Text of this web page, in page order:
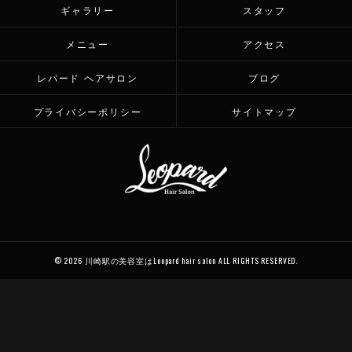
ギャラリー スタッフ
メニュー アクセス
レパード ヘアサロン ブログ
プライバシーポリシー サイトマップ
© 2026 川崎駅の美容室はLeopard hair salon ALL RIGHTS RESERVED.